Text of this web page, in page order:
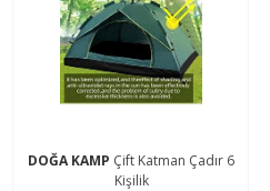
DOĞA KAMP Çift Katman Çadır 6
Kişilik